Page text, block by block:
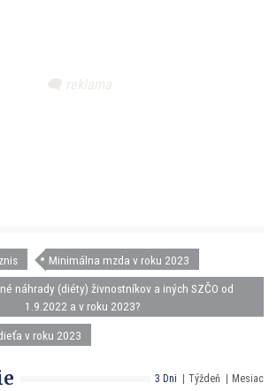
Minimálna mzda v roku 2023
náhrady (diéty) živnostníkov a iných SZČO od
1.9.2022 a v roku 2023?
v roku 2023
3 Dni Týždeň Mesiac